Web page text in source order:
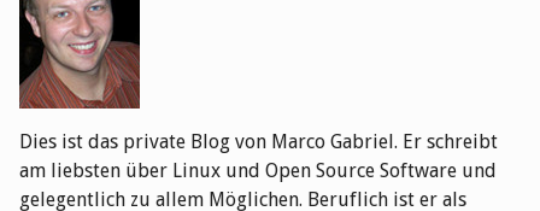
Dies ist das private Blog von Marco Gabriel. Er schreibt
am liebsten über Linux und Open Source Software und
gelegentlich zu allem Möglichen. Beruflich ist er als